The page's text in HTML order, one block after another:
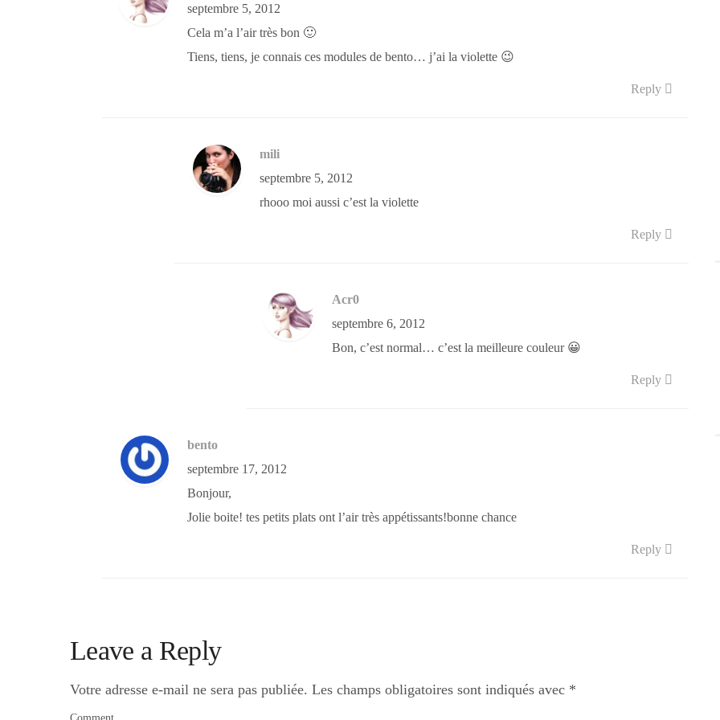
septembre 5, 2012
Cela m’a l’air très bon 🙂
Tiens, tiens, je connais ces modules de bento… j’ai la violette 😉
Reply
mili
septembre 5, 2012
rhooo moi aussi c’est la violette
Reply
Acr0
septembre 6, 2012
Bon, c’est normal… c’est la meilleure couleur 😀
Reply
bento
septembre 17, 2012
Bonjour,
Jolie boite! tes petits plats ont l’air très appétissants!bonne chance
Reply
Leave a Reply
Votre adresse e-mail ne sera pas publiée. Les champs obligatoires sont indiqués avec *